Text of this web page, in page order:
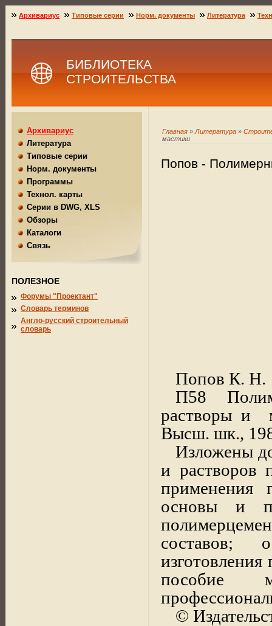
БИБЛИОТЕКА
СТРОИТЕЛЬСТВА
Главная » Литература »
мастики
Попов -
Попов К. Н.
П58
растворы и
Высш. шк.,
Изложены
и растворов
применения
основы и
составов;
пособие
©
Архивариус Типовые серии Норм. документы Литература
Архивариус
Литература
Типовые серии
Норм. документы
Программы
Технол. карты
Серии в DWG, XLS
Обзоры
Каталоги
Связь
ПОЛЕЗНОЕ
Форумы "Проектант"
Словарь терминов
Англо-русский строительный
словарь